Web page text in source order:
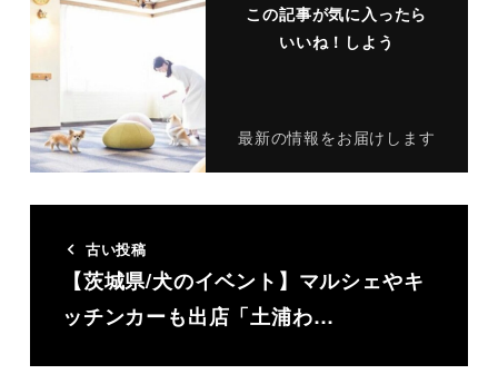
この記事が気に入ったら
いいね！しよう
最新の情報をお届けします
古い投稿
【茨城県/犬のイベント】マルシェやキ
ッチンカーも出店「土浦わ…